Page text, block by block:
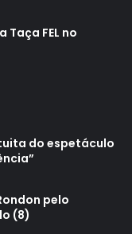
FEL no
do espetáculo
pelo
(8)